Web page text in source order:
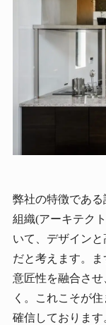
弊社の特徴であ
組織(アーキテク
いて、デザイン
だと考えます。
意匠性を融合さ
く。これこそが
確信しております